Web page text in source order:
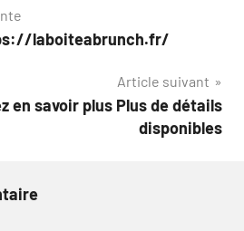
laboiteabrunch.fr/
Article suivant
en savoir plus Plus de détails
disponibles